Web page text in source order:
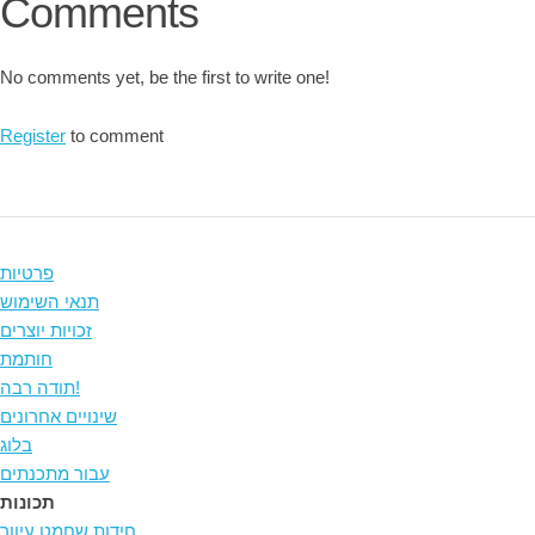
Comments
No comments yet, be the first to write one!
Register to comment
פרטיות
תנאי השימוש
זכויות יוצרים
חותמת
תודה רבה!
שינויים אחרונים
בלוג
עבור מתכנתים
תכונות
חידות שחמט עיוור